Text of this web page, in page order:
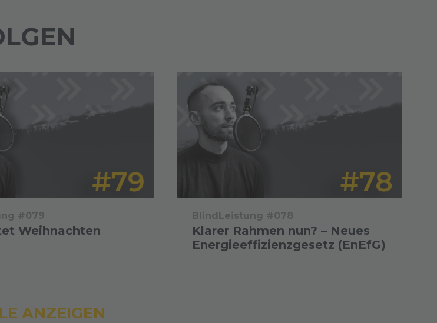
#079
Weihnachten
BlindLeistung #078
Klarer Rahmen nun? – Neues
Energieeffizienzgesetz (EnEfG)
ANZEIGEN